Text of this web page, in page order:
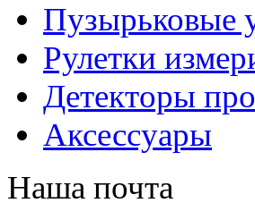
Пузырьковые
Рулетки
Детекторы
Аксессуары
Наша почта